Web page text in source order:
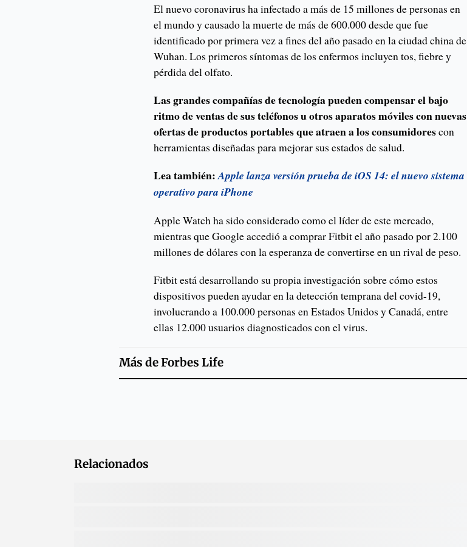
El nuevo coronavirus ha infectado a más de 15 millones de personas en
el mundo y causado la muerte de más de 600.000 desde que fue
identificado por primera vez a fines del año pasado en la ciudad china de
Wuhan. Los primeros síntomas de los enfermos incluyen tos, fiebre y
pérdida del olfato.
Las grandes compañías de tecnología pueden compensar el bajo
ritmo de ventas de sus teléfonos u otros aparatos móviles con nuevas
ofertas de productos portables que atraen a los consumidorescon
herramientas diseñadas para mejorar sus estados de salud.
Lea también:Apple lanza versión prueba de iOS 14: el nuevo sistema
operativo para iPhone
Apple Watch ha sido considerado como el líder de este mercado,
mientras que Google accedió a comprar Fitbit el año pasado por 2.100
millones de dólares con la esperanza de convertirse en un rival de peso.
Fitbit está desarrollando su propia investigación sobre cómo estos
dispositivos pueden ayudar en la detección temprana del covid-19,
involucrando a 100.000 personas en Estados Unidos y Canadá, entre
ellas 12.000 usuarios diagnosticados con el virus.
Más deForbes Life
Relacionados